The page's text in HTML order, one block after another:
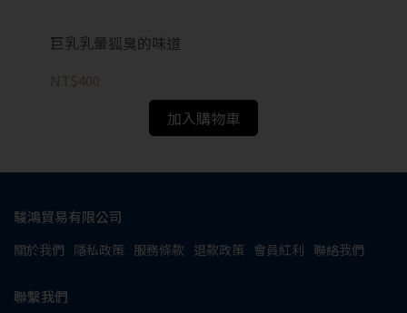
巨乳乳暈狐臭的味道
NT$400
加入購物車
駿鴻貿易有限公司
關於我們 隱私政策 服務條款 退款政策 會員紅利 聯絡我們
聯繫我們